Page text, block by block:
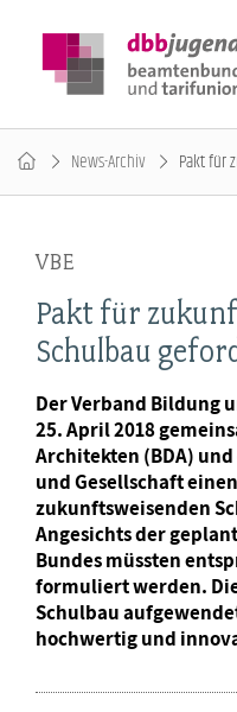
News-Archiv Pakt für
VBE
Pakt für
Schulbau
Der Verband Bildung
25. April 2018
Architekten (BDA)
und Gesellschaft
zukunftsweisenden
Angesichts der
Bundes müssten
formuliert werden.
Schulbau
hochwertig und